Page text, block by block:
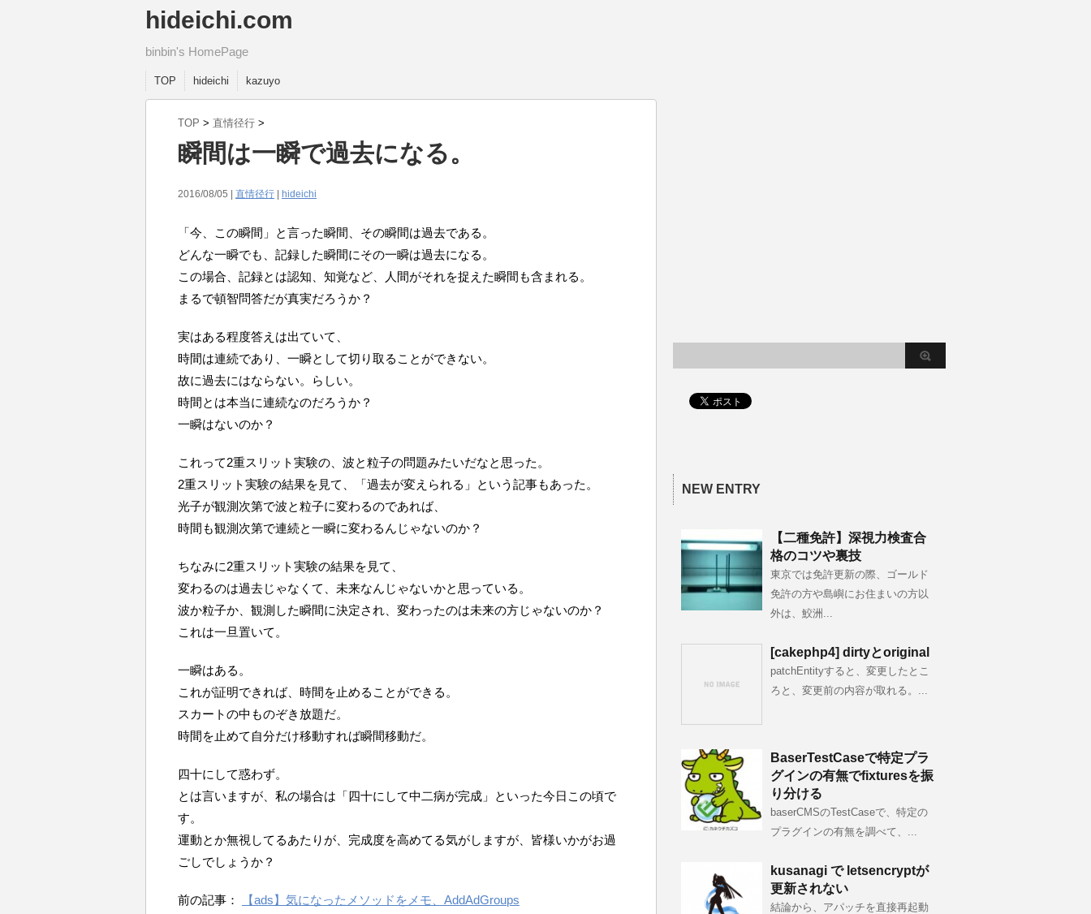
hideichi.com
binbin's HomePage
TOP hideichi kazuyo
TOP > 直情径行 >
瞬間は一瞬で過去になる。
2016/08/05 | 直情径行 hideichi
「今、この瞬間」と言った瞬間、その瞬間は過去である。
どんな一瞬でも、記録した瞬間にその一瞬は過去になる。
この場合、記録とは認知、知覚など、人間がそれを捉えた瞬間も含まれる。
まるで頓智問答だが真実だろうか？
実はある程度答えは出ていて、
時間は連続であり、一瞬として切り取ることができない。
故に過去にはならない。らしい。
時間とは本当に連続なのだろうか？
一瞬はないのか？
これって2重スリット実験の、波と粒子の問題みたいだなと思った。
2重スリット実験の結果を見て、「過去が変えられる」という記事もあった。
光子が観測次第で波と粒子に変わるのであれば、
時間も観測次第で連続と一瞬に変わるんじゃないのか？
ちなみに2重スリット実験の結果を見て、
変わるのは過去じゃなくて、未来なんじゃないかと思っている。
波か粒子か、観測した瞬間に決定され、変わったのは未来の方じゃないのか？
これは一旦置いて。
一瞬はある。
これが証明できれば、時間を止めることができる。
スカートの中ものぞき放題だ。
時間を止めて自分だけ移動すれば瞬間移動だ。
四十にして惑わず。
とは言いますが、私の場合は「四十にして中二病が完成」といった今日この頃で
す。
運動とか無視してるあたりが、完成度を高めてる気がしますが、皆様いかがお過
ごしでしょうか？
前の記事： 【ads】気になったメソッドをメモ、AddAdGroups
NEW ENTRY
【二種免許】深視力検査合
格のコツや裏技
東京では免許更新の際、ゴールド
免許の方や島嶼にお住まいの方以
外は、鮫洲...
[cakephp4] dirtyとoriginal
patchEntityすると、変更したとこ
ろと、変更前の内容が取れる。...
BaserTestCaseで特定プラ
グインの有無でfixturesを振
り分ける
baserCMSのTestCaseで、特定の
プラグインの有無を調べて、...
kusanagi で letsencryptが
更新されない
結論から、アパッチを直接再起動